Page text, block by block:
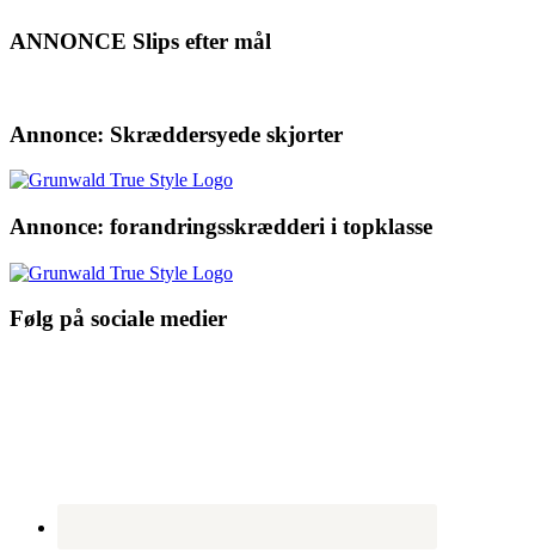
ANNONCE Slips efter mål
Annonce: Skræddersyede skjorter
Annonce: forandringsskrædderi i topklasse
Følg på sociale medier